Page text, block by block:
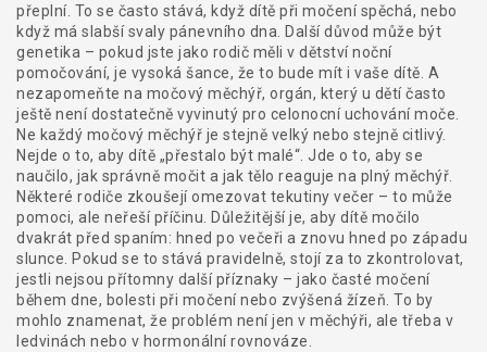
přeplní. To se často stává, když dítě při močení spěchá, nebo
když má slabší svaly pánevního dna. Další důvod může být
genetika – pokud jste jako rodič měli v dětství noční
pomočování, je vysoká šance, že to bude mít i vaše dítě. A
nezapomeňte na močový měchýř, orgán, který u dětí často
ještě není dostatečně vyvinutý pro celonocní uchování moče
Ne každý močový měchýř je stejně velký nebo stejně citlivý.
Nejde o to, aby dítě „přestalo být malé“. Jde o to, aby se
naučilo, jak správně močit a jak tělo reaguje na plný měchýř.
Některé rodiče zkoušejí omezovat tekutiny večer – to může
pomoci, ale neřeší příčinu. Důležitější je, aby dítě močilo
dvakrát před spaním: hned po večeři a znovu hned po západu
slunce. Pokud se to stává pravidelně, stojí za to zkontrolovat,
jestli nejsou přítomny další příznaky – jako časté močení
během dne, bolesti při močení nebo zvýšená žízeň. To by
mohlo znamenat, že problém není jen v měchýři, ale třeba v
ledvinách nebo v hormonální rovnováze.